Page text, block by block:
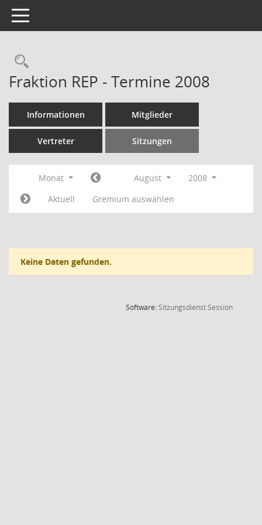
Toggle navigation
Rechercheauswahl
Fraktion REP - Termine 2008
Informationen Mitglieder
Vertreter Sitzungen
Monat August
2008
Aktuell
Gremium auswählen
Keine Daten gefunden.
Software:SitzungsdienstSession(Wird in